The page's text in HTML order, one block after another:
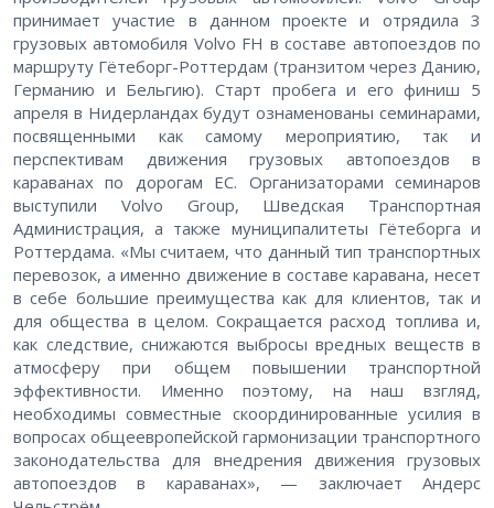
принимает участие в данном проекте и отрядила 3
грузовых автомобиля Volvo FH в составе автопоездов по
маршруту Гётеборг-Роттердам (транзитом через Данию,
Германию и Бельгию). Старт пробега и его финиш 5
апреля в Нидерландах будут ознаменованы семинарами,
посвященными как самому мероприятию, так и
перспективам движения грузовых автопоездов в
караванах по дорогам ЕС. Организаторами семинаров
выступили Volvo Group, Шведская Транспортная
Администрация, а также муниципалитеты Гётеборга и
Роттердама. «Мы считаем, что данный тип транспортных
перевозок, а именно движение в составе каравана, несет
в себе большие преимущества как для клиентов, так и
для общества в целом. Сокращается расход топлива и,
как следствие, снижаются выбросы вредных веществ в
атмосферу при общем повышении транспортной
эффективности. Именно поэтому, на наш взгляд,
необходимы совместные скоординированные усилия в
вопросах общеевропейской гармонизации транспортного
законодательства для внедрения движения грузовых
автопоездов в караванах», — заключает Андерс